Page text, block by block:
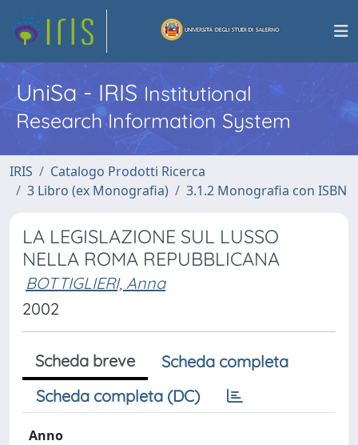
UniSa - IRISInstitutional
Research Information System
IRIS
Catalogo Prodotti Ricerca
3 Libro (ex Monografia)
3.1.2 Monografia con ISBN
LA LEGISLAZIONE SUL LUSSO
NELLA ROMA REPUBBLICANA
BOTTIGLIERI, Anna
2002
Scheda breve
Scheda completa
Scheda completa (DC)
Anno